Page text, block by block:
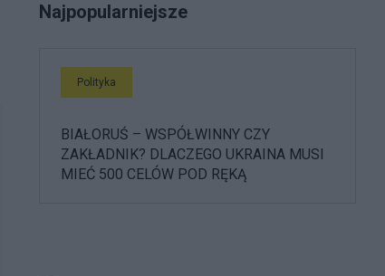
Najpopularniejsze
Polityka
BIAŁORUŚ – WSPÓŁWINNY CZY
ZAKŁADNIK? DLACZEGO UKRAINA MUSI
MIEĆ 500 CELÓW POD RĘKĄ